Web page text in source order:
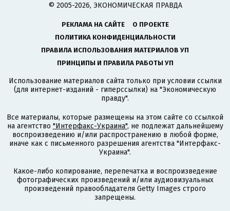
© 2005-2026, ЭКОНОМИЧЕСКАЯ ПРАВДА
РЕКЛАМА НА САЙТЕ
О ПРОЕКТЕ
ПОЛИТИКА КОНФИДЕНЦИАЛЬНОСТИ
ПРАВИЛА ИСПОЛЬЗОВАНИЯ МАТЕРИАЛОВ УП
ПРИНЦИПЫ И ПРАВИЛА РАБОТЫ УП
Использование материалов сайта только при условии ссылки
(для интернет-изданий - гиперссылки) на "Экономическую
правду".
Все материалы, которые размещены на этом сайте со ссылкой
на агентство "Интерфакс-Украина", не подлежат дальнейшему
воспроизведению и/или распространению в любой форме,
иначе как с письменного разрешения агентства "Интерфакс-
Украина".
Какое-либо копирование, перепечатка и воспроизведение
фотографических произведений и/или аудиовизуальных
произведений правообладателя Getty Images строго
запрещены.